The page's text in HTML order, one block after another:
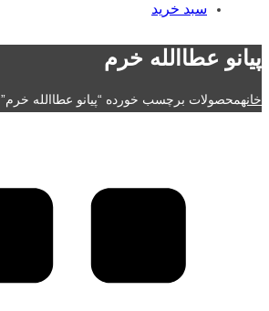
سبد خرید
پیانو عطاالله خرم
خانهمحصولات برچسب خورده “پیانو عطاالله خرم”